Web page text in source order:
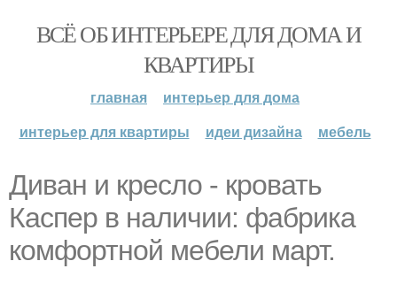
ВСЁ ОБ ИНТЕРЬЕРЕ ДЛЯ ДОМА И
КВАРТИРЫ
главная
интерьер для дома
интерьер для квартиры
идеи дизайна мебель
Диван и кресло - кровать
Каспер в наличии: фабрика
комфортной мебели март.